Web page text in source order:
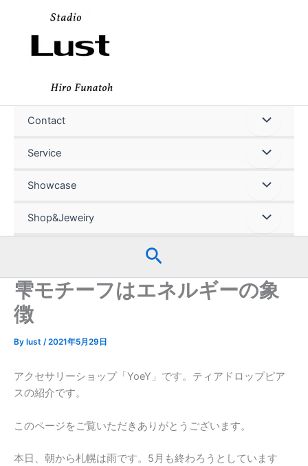
プ
Contact
Service
Showcase
Shop&Jeweiry
検
索
雫モチーフはエネルギーの象
徴
By lust /2021年5月29日
アクセサリーショップ「YoeY」です。ティアドロップピア
スの紹介です。
このページをご覧いただきありがとうございます。
本日、朝から札幌は雨です。5月も終わろうとしています